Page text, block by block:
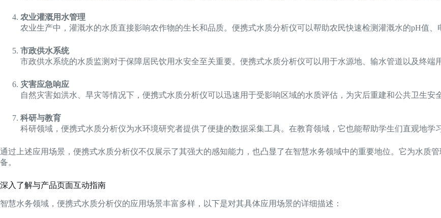
农业灌溉用水管理
农业生产中，灌溉水的水质直接影响农作物的生长和品质。便携式水质分析仪可以帮助农民快速检测灌溉水的pH值、
市政供水系统
市政供水系统的水质监测对于保障居民饮用水安全至关重要。便携式水质分析仪可以用于水源地、输水管道以及终端
灾害应急响应
自然灾害如洪水、旱灾等情况下，便携式水质分析仪可以迅速用于受影响区域的水质评估，为灾后重建和公共卫生安
科研与教育
科研领域，便携式水质分析仪为水环境研究者提供了便捷的数据采集工具。在教育领域，它也能帮助学生们直观地学
通过上述应用场景，便携式水质分析仪不仅展示了其强大的感知能力，也凸显了在智慧水务领域中的重要地位。它为水质
备。
深入了解与产品页面互动指南
智慧水务领域，便携式水质分析仪的应用场景丰富多样，以下是对其具体应用场景的详细描述：